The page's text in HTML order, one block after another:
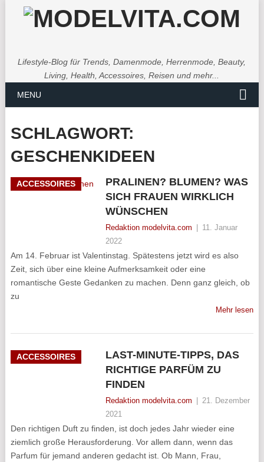
Lifestyle-Blog für Trends, Damenmode, Herrenmode, Beauty,
Living, Health, Accessoires, Reisen und mehr...
MENU
SCHLAGWORT:
GESCHENKIDEEN
ACCESSOIRES
PRALINEN? BLUMEN? WAS
SICH FRAUEN WIRKLICH
WÜNSCHEN
Redaktion modelvita.com
11. Januar
2022
Am 14. Februar ist Valentinstag. Spätestens jetzt wird es also
Zeit, sich über eine kleine Aufmerksamkeit oder eine
romantische Geste Gedanken zu machen. Denn ganz gleich, ob
zu
Mehr lesen
ACCESSOIRES
LAST-MINUTE-TIPPS, DAS
RICHTIGE PARFÜM ZU
FINDEN
Redaktion modelvita.com
21. Dezember
2021
Den richtigen Duft zu finden, ist doch jedes Jahr wieder eine
ziemlich große Herausforderung. Vor allem dann, wenn das
Parfum für jemand anderen gedacht ist. Ob Mann, Frau,